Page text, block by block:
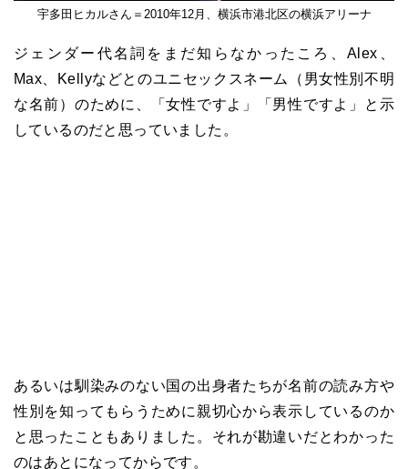
宇多田ヒカルさん＝2010年12月、横浜市港北区の横浜アリーナ
ジェンダー代名詞をまだ知らなかったころ、Alex、
Max、Kellyなどとのユニセックスネーム（男女性別不明
な名前）のために、「女性ですよ」「男性ですよ」と示
しているのだと思っていました。
あるいは馴染みのない国の出身者たちが名前の読み方や
性別を知ってもらうために親切心から表示しているのか
と思ったこともありました。それが勘違いだとわかった
のはあとになってからです。